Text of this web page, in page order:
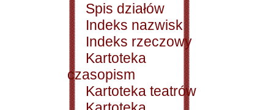
Spis działów
Indeks nazwisk
Indeks rzeczowy
Kartoteka
czasopism
Kartoteka teatrów